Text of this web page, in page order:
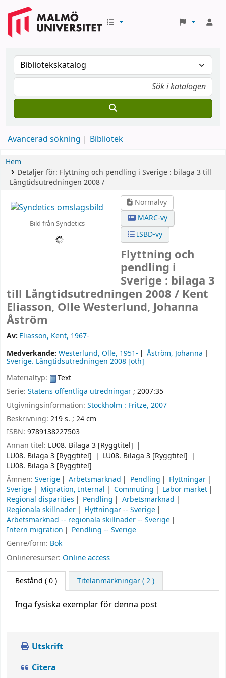
Avancerad sökning Bibliotek
Hem
Detaljer för: Flyttning och pendling i Sverige : bilaga 3 till
Långtidsutredningen 2008 /
Bild från Syndetics
Normalvy
MARC-vy
ISBD-vy
Flyttning och
pendling i
Sverige : bilaga 3
till Långtidsutredningen 2008 / Kent
Eliasson, Olle Westerlund, Johanna
Åström
Av: Eliasson, Kent, 1967-
Medverkande: Westerlund, Olle, 1951- Åström, Johanna
Sverige. Långtidsutredningen 2008 [oth]
Materialtyp:
Text
Serie: Statens offentliga utredningar; 2007:35
Utgivningsinformation: Stockholm : Fritze, 2007
Beskrivning: 219 s. ; 24 cm
ISBN: 9789138227503
Annan titel: LU08. Bilaga 3 [Ryggtitel]
LU08. Bilaga 3 [Ryggtitel]
LU08. Bilaga 3 [Ryggtitel]
LU08. Bilaga 3 [Ryggtitel]
Ämnen: Sverige Arbetsmarknad Pendling
Flyttningar
Sverige
Migration, Internal Commuting
Labor market
Regional disparities
Pendling
Arbetsmarknad
Regionala skillnader
Flyttningar -- Sverige
Arbetsmarknad -- regionala skillnader -- Sverige
Intern migration
Pendling -- Sverige
Genre/form: Bok
Onlineresurser: Online access
Bestånd ( 0 ) Titelanmärkningar ( 2 )
Inga fysiska exemplar för denna post
Utskrift
Citera